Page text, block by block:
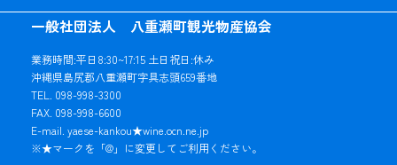
一般社団法人 八重瀬町観光物産協会
業務時間:平日8:30~17:15 土日祝日:休み
沖縄県島尻郡八重瀬町字具志頭659番地
TEL. 098-998-3300
FAX. 098-998-6600
E-mail. yaese-kankou★wine.ocn.ne.jp
※★マークを「@」に変更してご利用ください。